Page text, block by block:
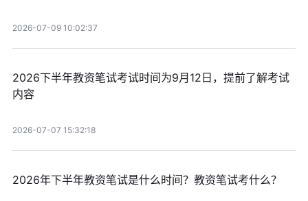
2026-07-09 10:02:37
2026下半年教资笔试考试时间为9月12日，提前了解考试
内容
2026-07-07 15:32:18
2026年下半年教资笔试是什么时间？教资笔试考什么？